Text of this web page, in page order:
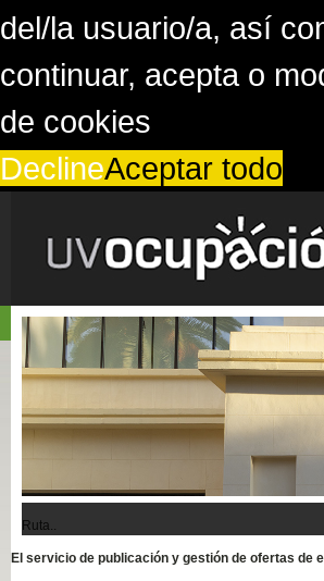
del/la usuario/a, así
continuar, acepta o
de cookies
DeclineAceptar todo
Ruta..
El servicio de publicación y gestión de ofertas de